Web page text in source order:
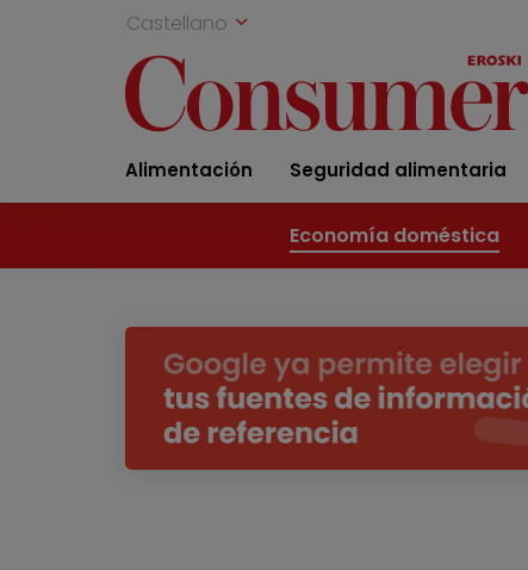
Castellano
Alimentación Seguridad alimentaria
Economía doméstica